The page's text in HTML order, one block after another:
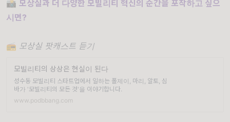
📸 모상실과 더 다양한 모빌리티 혁신의 순간을 포착하고 싶으
시면?
📻 모상실 팟캐스트 듣기
모빌리티의 상상은 현실이 된다
성수동 모빌리티 스타트업에서 일하는 폴제이, 마리, 알토, 심
바가 '모빌리티의 모든 것'을 이야기합니다.
www.podbbang.com